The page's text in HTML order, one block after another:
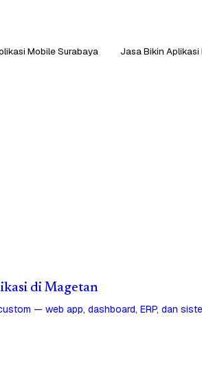
Mobile Surabaya
Jasa Bikin Aplikasi
di Magetan
— web app, dashboard, ERP, dan